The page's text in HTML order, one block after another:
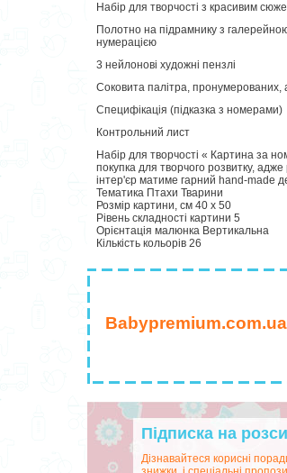
Набір для творчості з красивим
Полотно на підрамнику з
нумерацією
3 нейлонові художні пензлі
Соковита палітра,
Специфікація (підказка з номерами)
Контрольний лист
Набір для творчості « Картина за
покупка для творчого розвитку,
інтер'єр матиме гарний hand-made
Тематика Птахи Тварини
Розмір картини, см 40 х 50
Рівень складності картини 5
Орієнтація малюнка Вертикальна
Кількість кольорів 26
Підписка на
Дізнавайтеся корисні